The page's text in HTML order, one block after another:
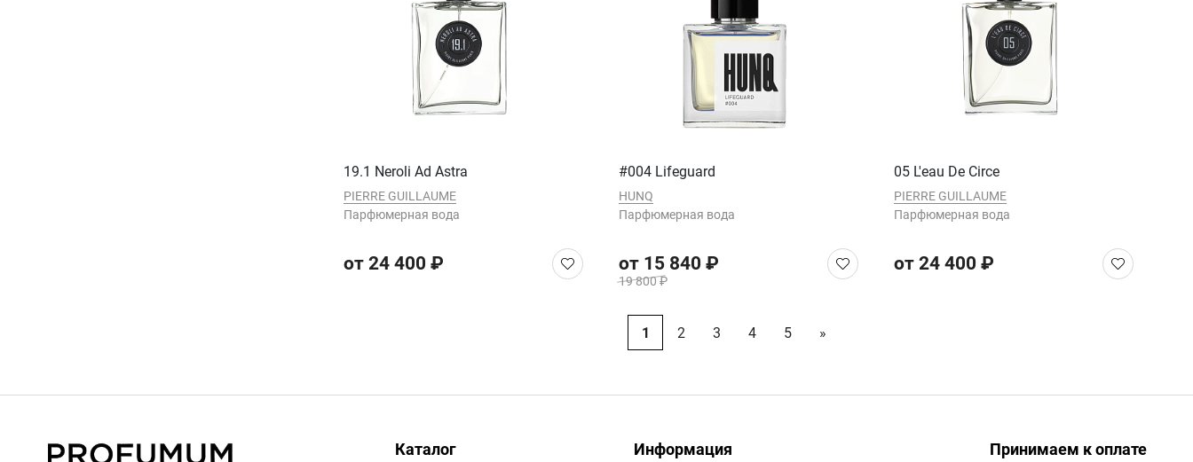
19.1 Neroli Ad Astra
PIERRE GUILLAUME
Парфюмерная вода
от 24 400 ₽
#004 Lifeguard
HUNQ
Парфюмерная вода
от 15 840 ₽
19 800 ₽
05 L'eau De Circe
PIERRE GUILLAUME
Парфюмерная вода
от 24 400 ₽
1 2 3 4 5 »
Каталог Информация Принимаем к оплате